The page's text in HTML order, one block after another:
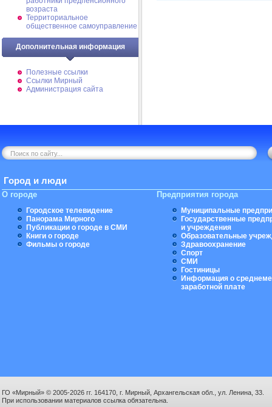
возраста
Территориальное
общественное самоуправление
Дополнительная информация
Полезные ссылки
Ссылки Мирный
Администрация сайта
Город и люди
О городе
Городское телевидение
Панорама Мирного
Публикации о городе в СМИ
Книги о городе
Фильмы о городе
Предприятия города
Муниципальные
Государственные
и учреждения
Образовательные
Здравоохранение
Спорт
СМИ
Гостиницы
Информация о
заработной плате
ГО «Мирный» © 2005-2026 гг. 164170, г. Мирный, Архангельская обл., ул. Ленина, 33.
При использовании материалов ссылка обязательна.